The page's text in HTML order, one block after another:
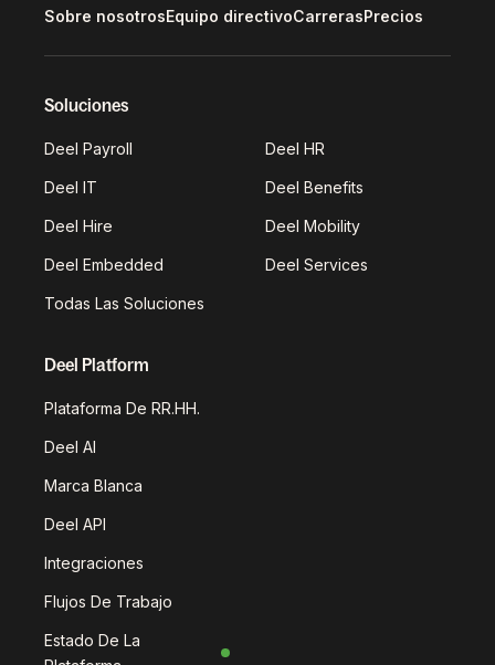
Sobre nosotrosEquipo directivoCarrerasPrecios
Soluciones
Deel Payroll Deel HR
Deel IT Deel Benefits
Deel Hire Deel Mobility
Deel Embedded Deel Services
Todas Las Soluciones
Deel Platform
Plataforma De RR.HH.
Deel AI
Marca Blanca
Deel API
Integraciones
Flujos De Trabajo
Estado De La